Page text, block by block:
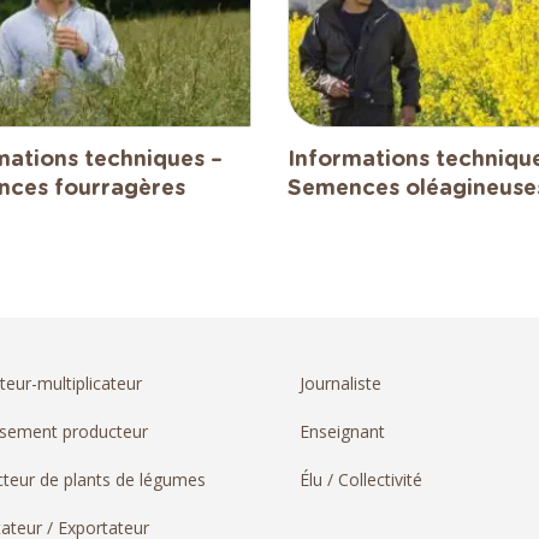
techniques –
fourragères
Informations
Semences
multiplicateur
producteur
de plants de légumes
/ Exportateur
Journaliste
Enseignant
Élu / Collectivité